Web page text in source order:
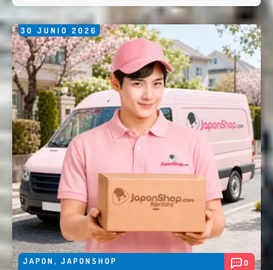
30 JUNIO 2026
JAPON , JAPONSHOP 0